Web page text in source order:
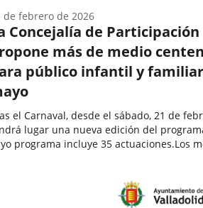
Concejalía de
más de medio
público infantil y
el Carnaval, desde el sábado, 21 de
lugar una nueva edición del
programa incluye 35 actuaciones.Los
de febrero de 2026